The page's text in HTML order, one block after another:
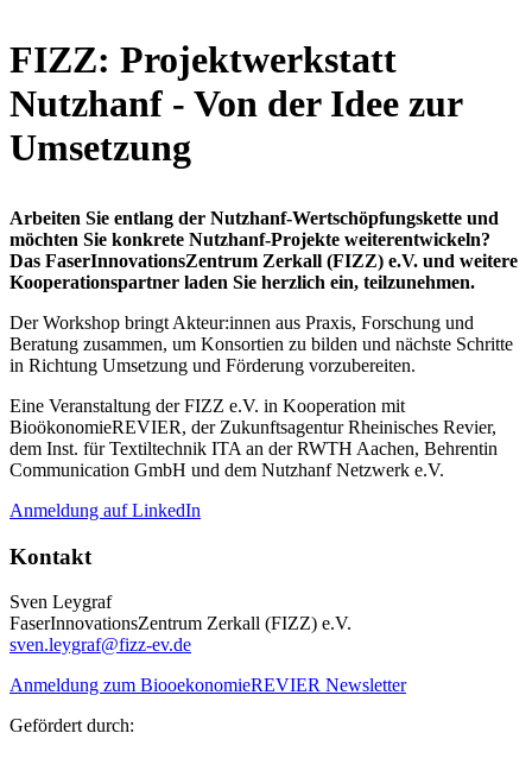
FIZZ: Projektwerkstatt
Nutzhanf - Von der Idee zur
Umsetzung
Arbeiten Sie entlang der Nutzhanf-Wertschöpfungskette und
möchten Sie konkrete Nutzhanf-Projekte weiterentwickeln?
Das FaserInnovationsZentrum Zerkall (FIZZ) e.V. und weitere
Kooperationspartner laden Sie herzlich ein, teilzunehmen.
Der Workshop bringt Akteur:innen aus Praxis, Forschung und
Beratung zusammen, um Konsortien zu bilden und nächste Schritte
in Richtung Umsetzung und Förderung vorzubereiten.
Eine Veranstaltung der FIZZ e.V. in Kooperation mit
BioökonomieREVIER, der Zukunftsagentur Rheinisches Revier,
dem Inst. für Textiltechnik ITA an der RWTH Aachen, Behrentin
Communication GmbH und dem Nutzhanf Netzwerk e.V.
Anmeldung auf LinkedIn
Kontakt
Sven Leygraf
FaserInnovationsZentrum Zerkall (FIZZ) e.V.
sven.leygraf@fizz-ev.de
Anmeldung zum BiooekonomieREVIER Newsletter
Gefördert durch: